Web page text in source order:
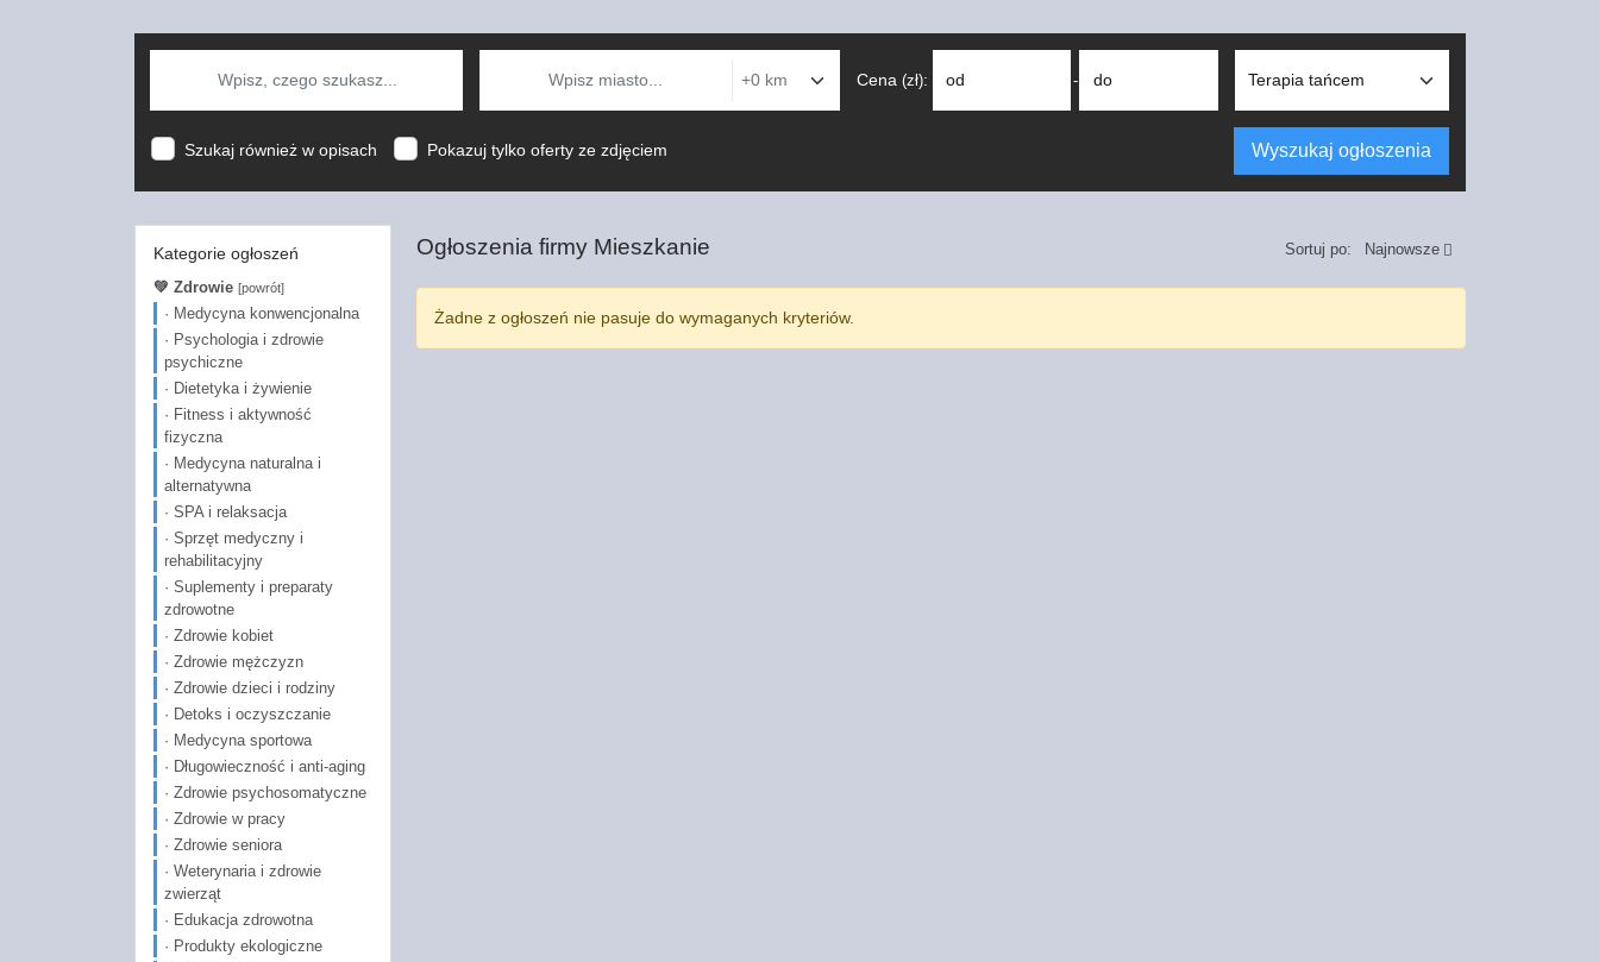
Cena (zł): od - do
Szukaj również w opisach Pokazuj tylko oferty ze zdjęciem Wyszukaj ogłoszenia
Ogłoszenia firmy Mieszkanie Sortuj po: Najnowsze
Żadne z ogłoszeń nie pasuje do wymaganych kryteriów.
Kategorie ogłoszeń
💚 Zdrowie [powrót]
· Medycyna konwencjonalna
· Psychologia i zdrowie
psychiczne
· Dietetyka i żywienie
· Fitness i aktywność
fizyczna
· Medycyna naturalna i
alternatywna
· SPA i relaksacja
· Sprzęt medyczny i
rehabilitacyjny
· Suplementy i preparaty
zdrowotne
· Zdrowie kobiet
· Zdrowie mężczyzn
· Zdrowie dzieci i rodziny
· Detoks i oczyszczanie
· Medycyna sportowa
· Długowieczność i anti-aging
· Zdrowie psychosomatyczne
· Zdrowie w pracy
· Zdrowie seniora
· Weterynaria i zdrowie
zwierząt
· Edukacja zdrowotna
· Produkty ekologiczne